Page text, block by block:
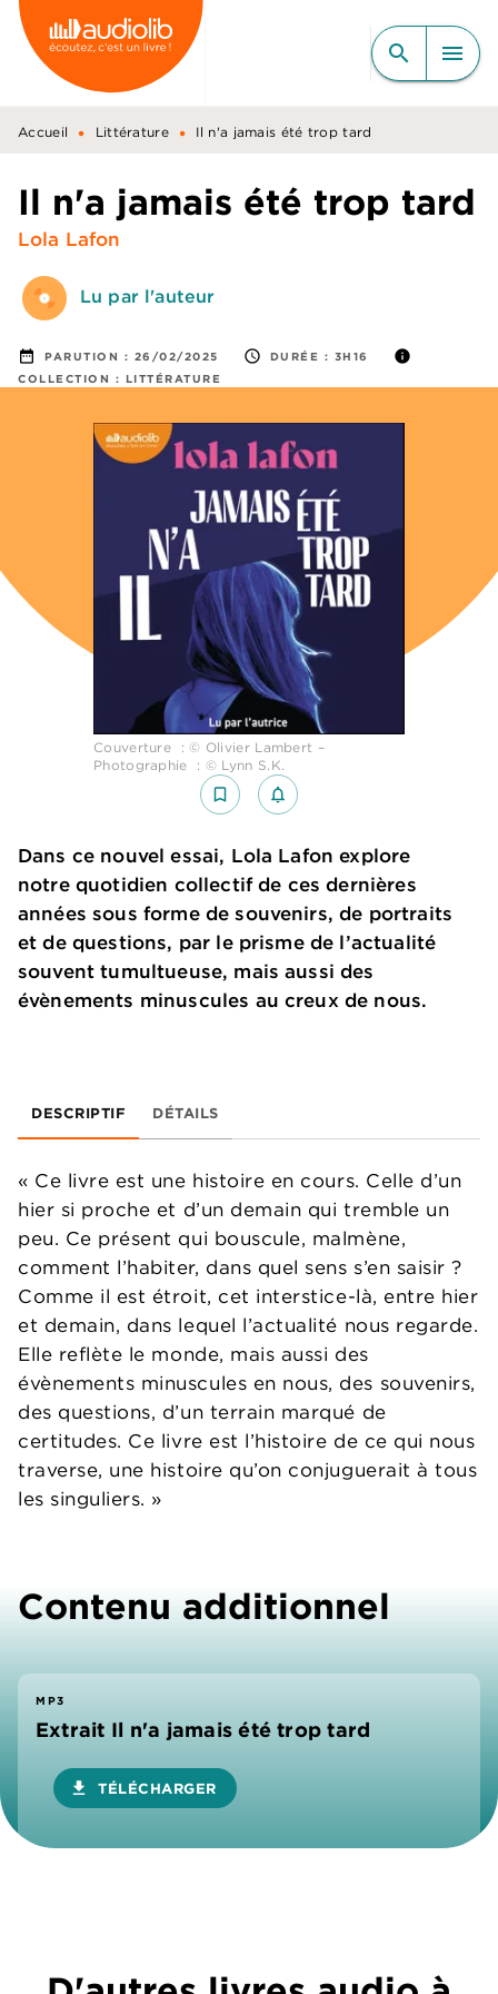
MENU RECHERCHE
CONTENU
PIED DE PAGE
search menu
Accueil • Littérature • Il n'a jamais été trop tard
Il n'a jamais été trop tard
Lola Lafon
Lu par l'auteur
date_range PARUTION : 26/02/2025 access_time DURÉE : 3H16 info
COLLECTION : LITTÉRATURE
Couverture : © Olivier Lambert –
Photographie : © Lynn S.K.
bookmark_border notifications_none_outlined
Dans ce nouvel essai, Lola Lafon explore
notre quotidien collectif de ces dernières
années sous forme de souvenirs, de portraits
et de questions, par le prisme de l’actualité
souvent tumultueuse, mais aussi des
évènements minuscules au creux de nous.
DESCRIPTIF DÉTAILS
« Ce livre est une histoire en cours. Celle d’un
hier si proche et d’un demain qui tremble un
peu. Ce présent qui bouscule, malmène,
comment l’habiter, dans quel sens s’en saisir ?
Comme il est étroit, cet interstice-là, entre hier
et demain, dans lequel l’actualité nous regarde.
Elle reflète le monde, mais aussi des
évènements minuscules en nous, des souvenirs,
des questions, d’un terrain marqué de
certitudes. Ce livre est l’histoire de ce qui nous
traverse, une histoire qu’on conjuguerait à tous
les singuliers. »
Contenu additionnel
MP3
Extrait Il n'a jamais été trop tard
download TÉLÉCHARGER